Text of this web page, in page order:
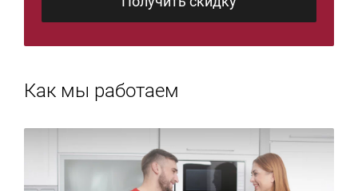
Как мы работаем